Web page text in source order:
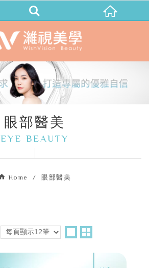
眼部醫美
EYE BEAUTY
Home 眼部醫美